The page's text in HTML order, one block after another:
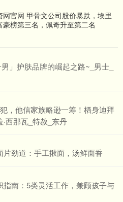
网官网 甲骨文公司股价暴跌，埃里
豪榜第三名，佩奇升至第二名
」护肤品牌的崛起之路~_男士_
，他信家族略逊一筹！栖身迪拜
西那瓦_特赦_东丹
劲道：手工揪面，汤鲜面香
南：5类灵活工作，兼顾孩子与